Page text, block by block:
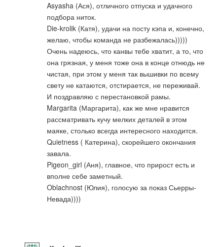
Asyasha (Ася), отличного отпуска и удачного
подбора ниток.
Die-krolik (Катя), удачи на посту кэпа и, конечно,
желаю, чтобы команда не разбежалась)))))
Очень надеюсь, что канвы тебе хватит, а то, что
она грязная, у меня тоже она в конце отнюдь не
чистая, при этом у меня так вышивки по всему
свету не катаются, отстирается, не переживай.
И поздравляю с перестановкой рамы.
Margarita (Маргарита), как же мне нравится
рассматривать кучу мелких деталей в этом
маяке, столько всегда интересного находится.
Quietness ( Катерина), скорейшего окончания
завала.
Pigeon_girl (Аня), главное, что прирост есть и
вполне себе заметный.
Oblachnost (Юлия), голосую за показ Сьерры-
Невада))))